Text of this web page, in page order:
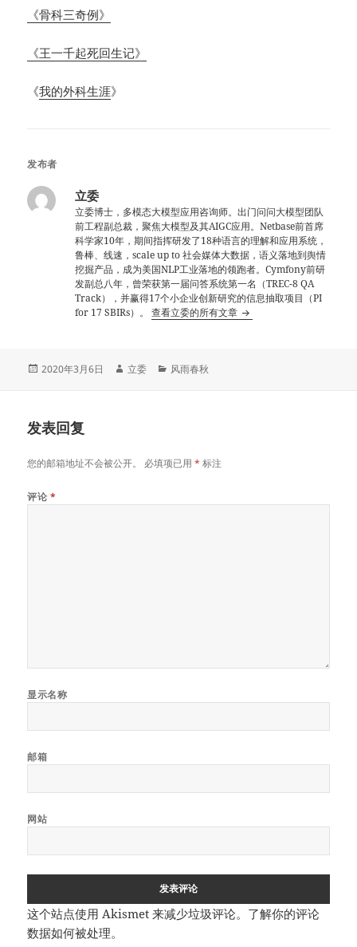
《骨科三奇例》
《王一千起死回生记》
《我的外科生涯》
发布者
立委
立委博士，多模态大模型应用咨询师。出门问问大模型团队
前工程副总裁，聚焦大模型及其AIGC应用。Netbase前首席
科学家10年，期间指挥研发了18种语言的理解和应用系统，
鲁棒、线速，scale up to 社会媒体大数据，语义落地到舆情
挖掘产品，成为美国NLP工业落地的领跑者。Cymfony前研
发副总八年，曾荣获第一届问答系统第一名（TREC-8 QA
Track），并赢得17个小企业创新研究的信息抽取项目（PI
for 17 SBIRs）。查看立委的所有文章
发
2020年3月6日
作
立委
分
风雨春秋
发表回复
您的邮箱地址不会被公开。 必填项已用* 标注
评论 *
显示名称
邮箱
网站
这个站点使用 Akismet 来减少垃圾评论。 了解你的评论
数据如何被处理。